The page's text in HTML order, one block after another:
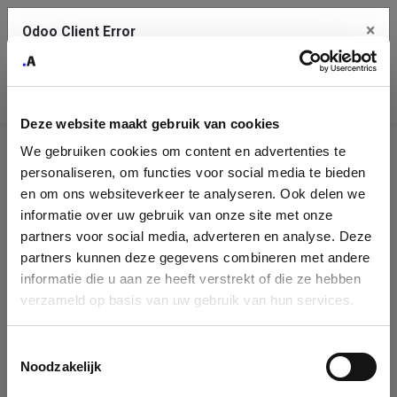
Deze website maakt gebruik van cookies
We gebruiken cookies om content en advertenties te
personaliseren, om functies voor social media te bieden
en om ons websiteverkeer te analyseren. Ook delen we
informatie over uw gebruik van onze site met onze
partners voor social media, adverteren en analyse. Deze
partners kunnen deze gegevens combineren met andere
informatie die u aan ze heeft verstrekt of die ze hebben
verzameld op basis van uw gebruik van hun services.
Noodzakelijk
Company
Identification
Please fill in your company details
You can search a company in our database by name, VAT or
enterprise ID. When a company is selected it will auto-complete the
form. If you don't find your company in our database, you can create
Odoo Client Error ×
service.
See details
Ok